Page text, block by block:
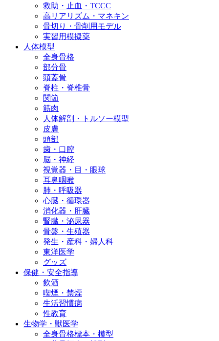
救助・止血・TCCC
高リアリズム・マネキン
骨切り・骨削用モデル
実習用模擬薬
人体模型
全身骨格
部分骨
頭蓋骨
脊柱・脊椎骨
関節
筋肉
人体解剖・トルソー模型
皮膚
頭部
歯・口腔
脳・神経
視覚器・目・眼球
耳鼻咽喉
肺・呼吸器
心臓・循環器
消化器・肝臓
腎臓・泌尿器
骨盤・生殖器
発生・産科・婦人科
東洋医学
グッズ
保健・安全指導
飲酒
喫煙・禁煙
生活習慣病
性教育
生物学・獣医学
全身骨格標本・模型